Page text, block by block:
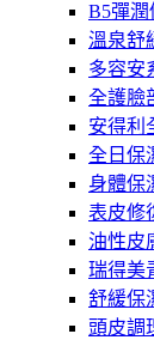
B5彈潤
溫泉舒
多容安
全護臉
安得利
全日保
身體保
表皮修
油性皮
瑞得美
舒緩保
頭皮調